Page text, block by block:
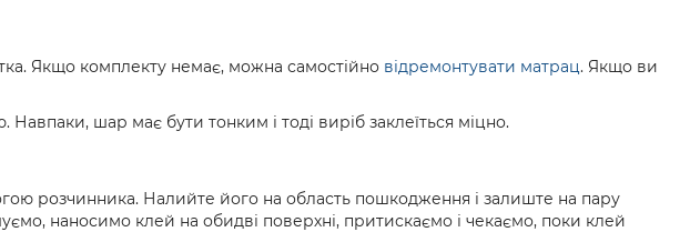
Якщо комплекту немає, можна самостійно відремонтувати матрац. Якщо ви
шар має бути тонким і тоді виріб заклеїться міцно.
розчинника. Налийте його на область пошкодження і залиште на пару
наносимо клей на обидві поверхні, притискаємо і чекаємо, поки клей